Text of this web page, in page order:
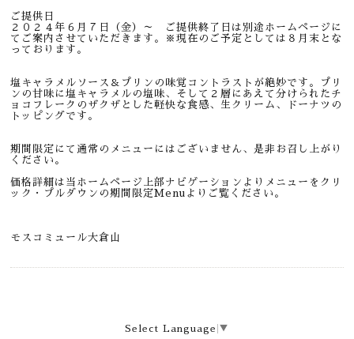
ご提供日
２０２４年６月７日（金）～ ご提供終了日は別途ホームページに
てご案内させていただきます。※現在のご予定としては８月末とな
っております。
塩キャラメルソース＆プリンの味覚コントラストが絶妙です。プリ
ンの甘味に塩キャラメルの塩味、そして２層にあえて分けられたチ
ョコフレークのザクザとした軽快な食感、生クリーム、ドーナツの
トッピングです。
期間限定にて通常のメニューにはございません、是非お召し上がり
ください。
価格詳細は当ホームページ上部ナビゲーションよりメニューをクリ
ック・プルダウンの期間限定Menuよりご覧ください。
モスコミュール大倉山
Select Language ▼